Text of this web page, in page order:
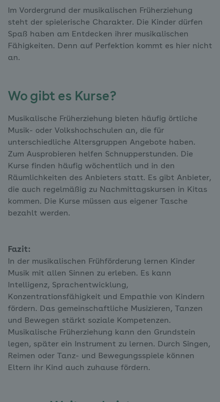
Im Vordergrund der musikalischen Früherziehung
steht der spielerische Charakter. Die Kinder dürfen
Spaß haben am Entdecken ihrer musikalischen
Fähigkeiten. Denn auf Perfektion kommt es hier nicht
an.
Wo gibt es Kurse?
Musikalische Früherziehung bieten häufig örtliche
Musik- oder Volkshochschulen an, die für
unterschiedliche Altersgruppen Angebote haben.
Zum Ausprobieren helfen Schnupperstunden. Die
Kurse finden häufig wöchentlich und in den
Räumlichkeiten des Anbieters statt. Es gibt Anbieter,
die auch regelmäßig zu Nachmittagskursen in Kitas
kommen. Die Kurse müssen aus eigener Tasche
bezahlt werden.
Fazit:
In der musikalischen Frühförderung lernen Kinder
Musik mit allen Sinnen zu erleben. Es kann
Intelligenz, Sprachentwicklung,
Konzentrationsfähigkeit und Empathie von Kindern
fördern. Das gemeinschaftliche Musizieren, Tanzen
und Bewegen stärkt soziale Kompetenzen.
Musikalische Früherziehung kann den Grundstein
legen, später ein Instrument zu lernen. Durch Singen,
Reimen oder Tanz- und Bewegungsspiele können
Eltern ihr Kind auch zuhause fördern.